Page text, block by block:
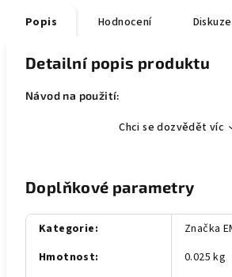
Popis Hodnocení Diskuze
Detailní popis produktu
Návod na použití:
Chci se dozvědět víc
Doplňkové parametry
Kategorie:
Značka
Hmotnost:
0.025 kg